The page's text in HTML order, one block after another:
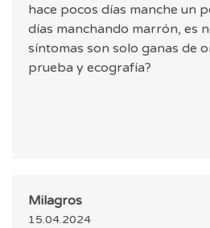
hace pocos días manche un
días manchando marrón, es
síntomas son solo ganas de
prueba y ecografía?
Milagros
15.04.2024